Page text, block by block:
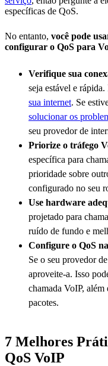
específicas de QoS.
No entanto, você pode
configurar o QoS para
Verifique sua
seja estável e rápida.
sua internet. Se
solucionar os
seu provedor de
Priorize o tráfego
específica para
prioridade sobre
configurado no seu
Use hardware
projetado para
ruído de fundo e
Configure o QoS
Se o seu provedor
aproveite-a. Isso
chamada VoIP,
pacotes.
7 Melhores
QoS VoIP